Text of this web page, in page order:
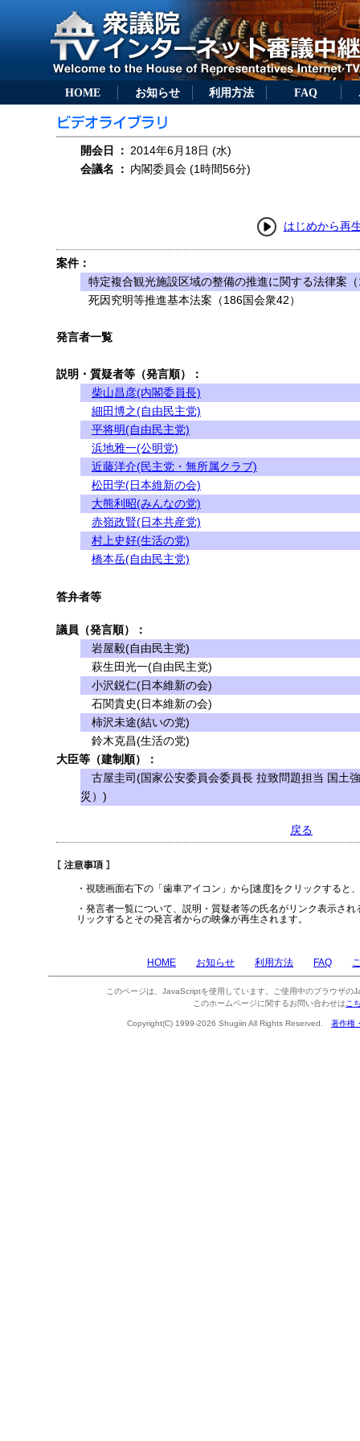
HOME お知らせ 利用方法 FAQ
開会日 ： 2014年6月18日 (水)
会議名
： 内閣委員会 (1時間56分)
はじめから再
案件：
特定複合観光施設区域の整備の推進に関する法律案
死因究明等推進基本法案（186国会衆42）
発言者一覧
説明・質疑者等（発言順）：
柴山昌彦(内閣委員長)
細田博之(自由民主党)
平将明(自由民主党)
浜地雅一(公明党)
近藤洋介(民主党・無所属クラブ)
松田学(日本維新の会)
大熊利昭(みんなの党)
赤嶺政賢(日本共産党)
村上史好(生活の党)
橋本岳(自由民主党)
答弁者等
議員（発言順）：
岩屋毅(自由民主党)
萩生田光一(自由民主党)
小沢鋭仁(日本維新の会)
石関貴史(日本維新の会)
柿沢未途(結いの党)
鈴木克昌(生活の党)
大臣等（建制順）：
古屋圭司(国家公安委員会委員長 拉致問題担当 国土
災）)
戻る
・視聴画面右下の「歯車アイコン」から[速度]をクリックすると
・発言者一覧について、説明・質疑者等の氏名がリンク表示さ
リックするとその発言者からの映像が再生されます。
HOME お知らせ 利用方法 FAQ
このページは、JavaScriptを使用しています。ご使用中のブラウザの
このホームページに関するお問い合わせは こ
Copyright(C) 1999-2026 Shugiin All Rights Reserved. 著作権